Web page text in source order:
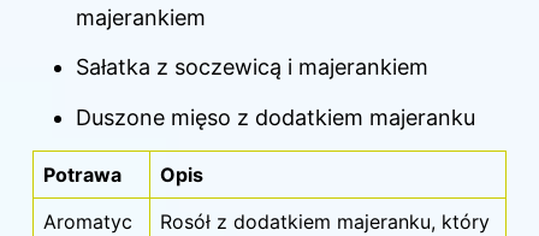
majerankiem
Sałatka z soczewicą i majerankiem
Duszone mięso z dodatkiem majeranku
Potrawa
Opis
Aromatyc
Rosół z dodatkiem majeranku, który